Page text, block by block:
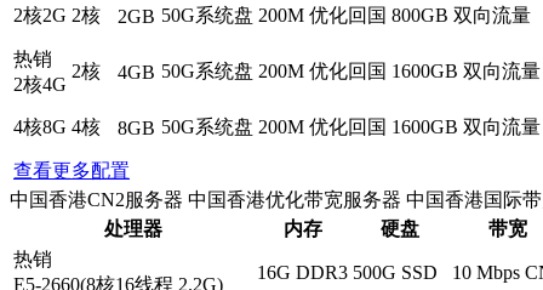
2核2G 2核 2GB 50G系统盘 200M 优化回国 800GB 双向流量
热销
2核4G
2核 4GB 50G系统盘 200M 优化回国 1600GB 双向流量
4核8G 4核 8GB 50G系统盘 200M 优化回国 1600GB 双向流量
查看更多配置
中国香港CN2服务器 中国香港优化带宽服务器 中国香港国际
处理器
内存 硬盘
带宽
热销
E5-2660(8核16线程 2.2G)
16G DDR3 500G SSD 10 Mbps